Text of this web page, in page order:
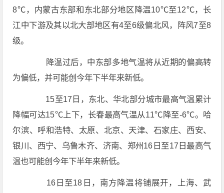
8℃，内蒙古东部和东北部分地区降温10℃至12℃，长
江中下游及其以北大部地区有4至6级偏北风，阵风7至8
级。
降温过后，中东部多地气温将从近期的偏高转
为偏低，并可能创今年下半年来新低。
15至17日，东北、华北部分城市最高气温累计
降幅可达15℃上下，长春最高气温从11℃降至-6℃。哈
尔滨、呼和浩特、太原、北京、天津、石家庄、西安、
银川、西宁、乌鲁木齐、济南、郑州16日至17日最高气
温也可能创今年下半年来新低。
16日至18日，南方降温将铺展开，上海、武